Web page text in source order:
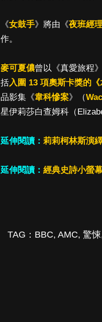
《女鼓手》將由《夜班經理
作。
麥可夏儂曾以《真愛旅程
括入圍 13 項奧斯卡獎的《
品影集《韋科慘案》（
星伊莉莎白查姆科（
延伸閱讀： 莉莉柯林斯演
延伸閱讀： 經典史詩小螢
TAG： BBC, AMC, 驚悚